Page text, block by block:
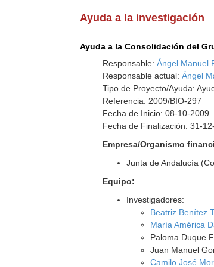
Ayuda a la investigación
Ayuda a la Consolidación del
Responsable:Ángel Manuel
Responsable actual:Ángel
Tipo de Proyecto/Ayuda:
Referencia: 2009/BIO-297
Fecha de Inicio: 08-10-2009
Fecha de Finalización: 31-
Empresa/Organismo
Junta de Andalucía
Equipo:
Investigadores:
Beatriz Benítez
María América
Paloma Duque
Juan Manuel
Camilo José